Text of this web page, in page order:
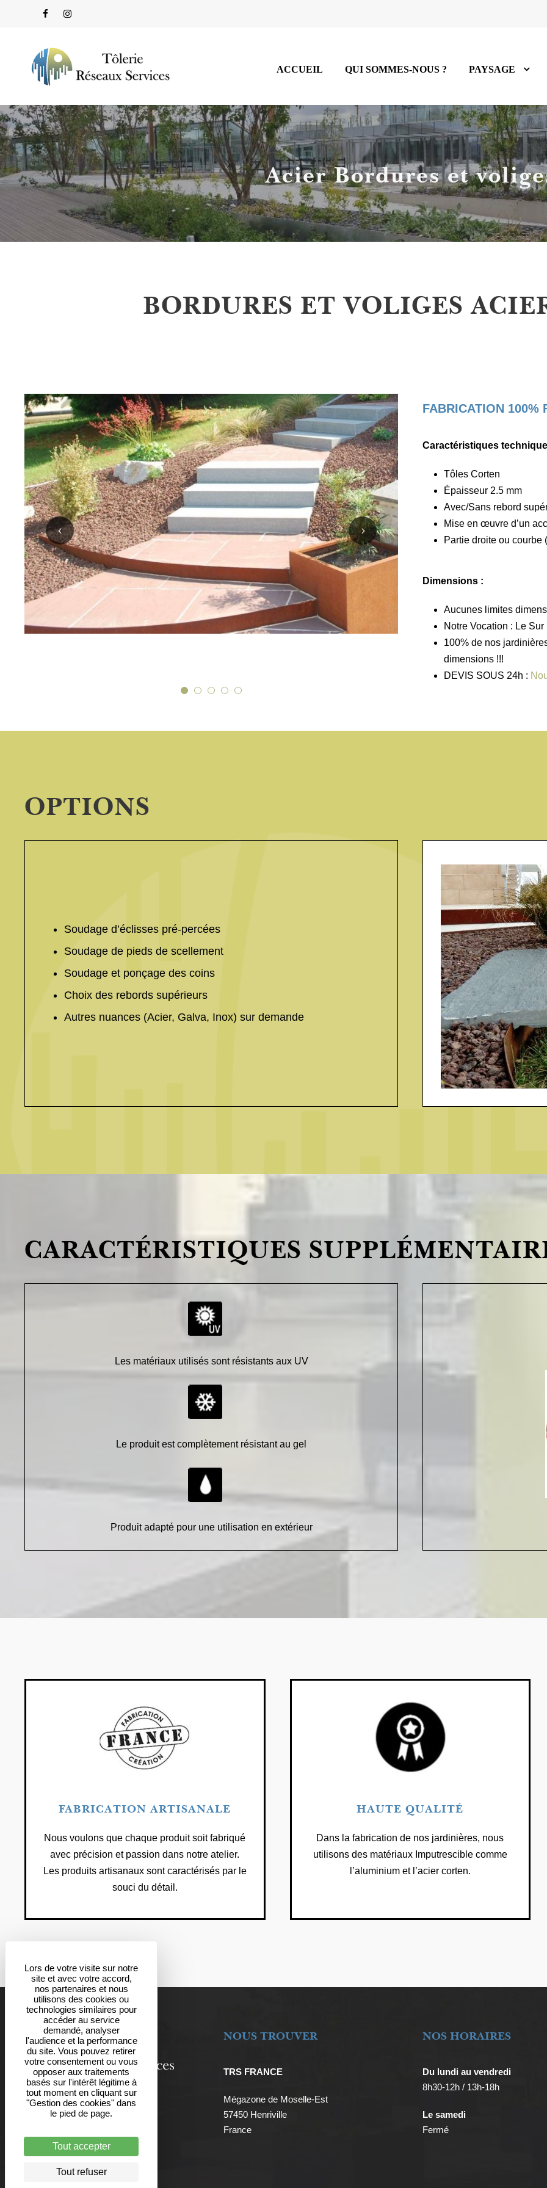
ACCUEIL QUI SOMMES-NOUS ? PAYSAGE
Acier Bordures et
BORDURES ET VOLIGES
FABRICATION 100%
Caractéristiques
Tôles Corten
Épaisseur 2.5 mm
Avec/Sans rebord
Mise en œuvre d’un
Partie droite ou courbe
Dimensions :
Aucunes limites
Notre Vocation : Le Sur
100% de nos
dimensions !!!
DEVIS SOUS 24h :
OPTIONS
Soudage d’éclisses pré-percées
Soudage de pieds de scellement
Soudage et ponçage des coins
Choix des rebords supérieurs
Autres nuances (Acier, Galva, Inox) sur demande
CARACTÉRISTIQUES
Les matériaux utilisés sont résistants aux UV
Le produit est complètement résistant au gel
Produit adapté pour une utilisation en extérieur
FABRICATION ARTISANALE
Nous voulons que chaque produit soit fabriqué
avec précision et passion dans notre atelier.
Les produits artisanaux sont caractérisés par le
souci du détail.
HAUTE QUALITÉ
Dans la fabrication de nos jardinières, nous
utilisons des matériaux Imputrescible comme
l’aluminium et l’acier corten.
NOUS TROUVER
TRS FRANCE
Mégazone de Moselle-Est
57450 Henriville
France
NOS HORAIRES
Du lundi au vendredi
8h30-12h / 13h-18h
Le samedi
Fermé
Panneau de gestion des cookies
Lors de votre visite sur notre
site et avec votre accord,
nos partenaires et nous
utilisons des cookies ou
technologies similaires pour
accéder au service
demandé, analyser
l'audience et la performance
du site. Vous pouvez retirer
votre consentement ou vous
opposer aux traitements
basés sur l'intérêt légitime à
tout moment en cliquant sur
"Gestion des cookies" dans
le pied de page.
Tout accepter
Tout refuser